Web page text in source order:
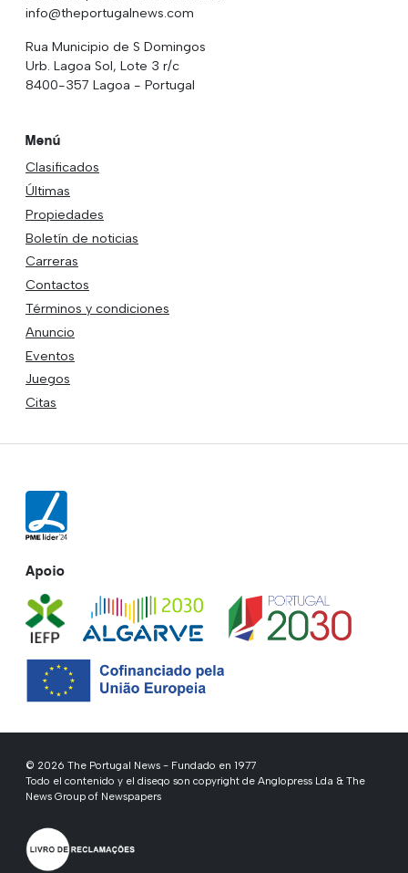
info@theportugalnews.com
Rua Municipio de S Domingos
Urb. Lagoa Sol, Lote 3 r/c
8400-357 Lagoa - Portugal
Menú
Clasificados
Últimas
Propiedades
Boletín de noticias
Carreras
Contactos
Términos y condiciones
Anuncio
Eventos
Juegos
Citas
Apoio
© 2026 The Portugal News - Fundado en 1977
Todo el contenido y el diseqo son copyright de Anglopress Lda & The
News Group of Newspapers